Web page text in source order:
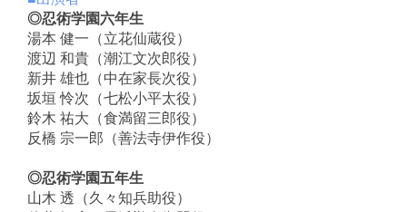
◎忍術学園六年生
湯本 健一（立花仙蔵役）
渡辺 和貴（潮江文次郎役）
新井 雄也（中在家長次役）
坂垣 怜次（七松小平太役）
鈴木 祐大（食満留三郎役）
反橋 宗一郎（善法寺伊作役）
◎忍術学園五年生
山木 透（久々知兵助役）